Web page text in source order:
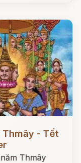
Thmây - Tết
Thmây